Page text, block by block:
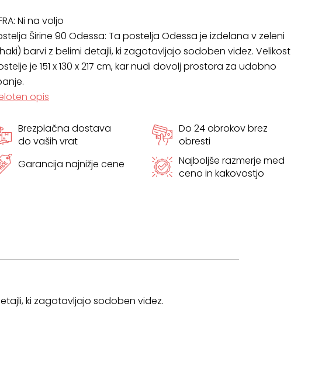
Ni na voljo
Širine 90 Odessa: Ta postelja Odessa je izdelana v zeleni
barvi z belimi detajli, ki zagotavljajo sodoben videz. Velikost
je 151 x 130 x 217 cm, kar nudi dovolj prostora za udobno
opis
Brezplačna dostava
do vaših vrat
Do 24 obrokov brez
obresti
Garancija najnižje cene
Najboljše razmerje med
ceno in kakovostjo
ki zagotavljajo sodoben videz.